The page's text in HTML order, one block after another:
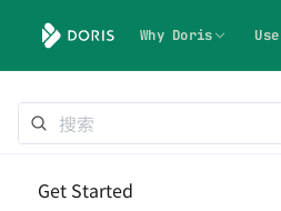
Why Doris
Get Started